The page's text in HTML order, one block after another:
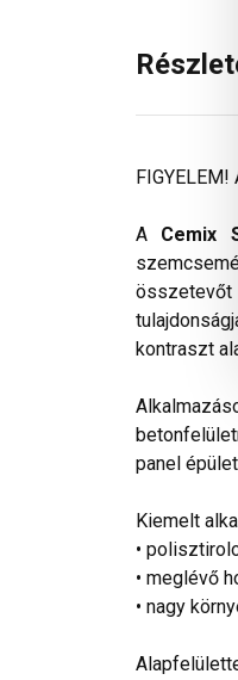
A Cemix
összetevőt
kontraszt
panel
Kiemelt
•
• meglévő
• nagy